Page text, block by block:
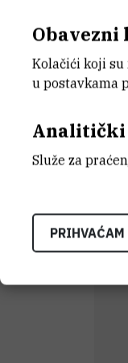
Obavezni
Kolačići koji su
u postavkama
Analitički
Služe za